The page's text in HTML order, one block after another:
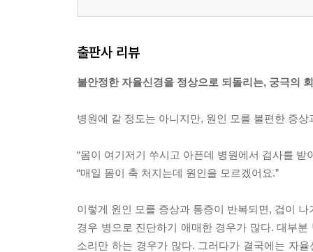
출판사 리뷰
불안정한 자율신경을 정상으로 되돌리는, 궁극의
병원에 갈 정도는 아니지만, 원인 모를 불편한 증
“몸이 여기저기 쑤시고 아픈데 병원에서 검사를 받
“매일 몸이 축 처지는데 원인을 모르겠어요.”
이렇게 원인 모를 증상과 통증이 반복되면, 겁이
경우 병으로 진단하기 애매한 경우가 많다. 대부
소리만 하는 경우가 많다. 그러다가 결국에는 자